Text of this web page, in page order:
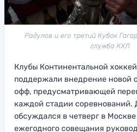
Радулов и его третий Кубок
служба КХЛ
Клубы Континентальной
поддержали внедрение новой
офф, предусматривающей
каждой стадии соревнований.
обсуждался в четверг в
ежегодного совещания